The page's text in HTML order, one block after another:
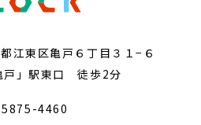
東区亀戸６丁目３１−６
戸」駅東口 徒歩2分
4460